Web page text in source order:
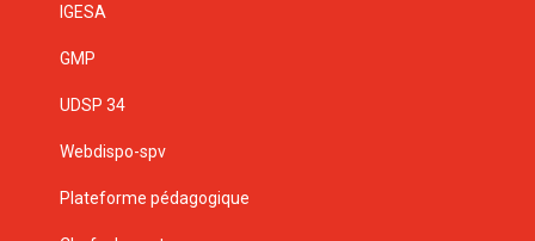
IGESA
GMP
UDSP 34
Webdispo-spv
Plateforme pédagogique